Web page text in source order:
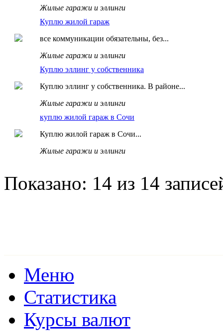
Жилые гаражи и эллинги
Куплю жилой гараж
все коммуникации обязательны, без...
Жилые гаражи и эллинги
Куплю эллинг у собственника
Куплю эллинг у собственника. В районе...
Жилые гаражи и эллинги
куплю жилой гараж в Сочи
Куплю жилой гараж в Сочи...
Жилые гаражи и эллинги
Показано: 14 из 14
Меню
Статистика
Курсы валют